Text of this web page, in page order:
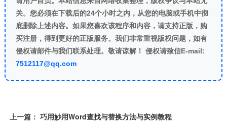
关。您必须在下载后的24个小时之内，从您的电脑或手机中彻
底删除上述内容。如果您喜欢该程序和内容，请支持正版，购
买注册，得到更好的正版服务。我们非常重视版权问题，如有
侵权请邮件与我们联系处理。敬请谅解！ 侵权请致信E-mail:
7512117@qq.com
上一篇： 巧用妙用Word查找与替换方法与实例教程